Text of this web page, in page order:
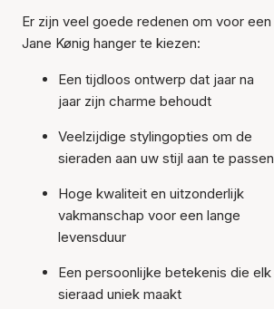
Er zijn veel goede redenen om voor een
Jane Kønig hanger te kiezen:
Een tijdloos ontwerp dat jaar na
jaar zijn charme behoudt
Veelzijdige stylingopties om de
sieraden aan uw stijl aan te passen
Hoge kwaliteit en uitzonderlijk
vakmanschap voor een lange
levensduur
Een persoonlijke betekenis die elk
sieraad uniek maakt